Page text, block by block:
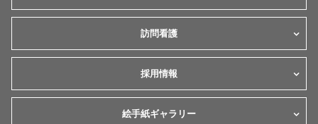
訪問看護
採用情報
絵手紙ギャラリー